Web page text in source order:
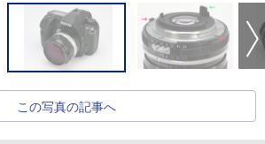
この写真の記事へ